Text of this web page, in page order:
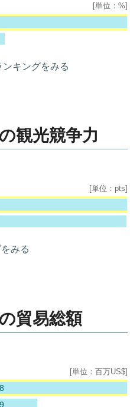
[単位：%]
キングをみる
観光競争力
[単位：pts]
みる
貿易総額
[単位：百万US$]